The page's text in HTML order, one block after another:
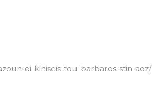
oi-kiniseis-tou-barbaros-stin-aoz/